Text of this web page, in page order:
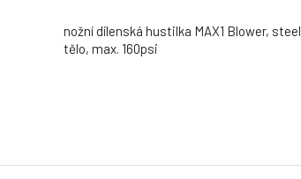
nožní dílenská hustilka MAX1 Blower, steel
tělo, max. 160psi